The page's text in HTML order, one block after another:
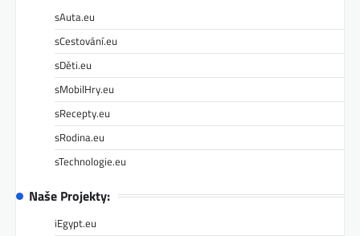
sAuta.eu
sCestování.eu
sDěti.eu
sMobilHry.eu
sRecepty.eu
sRodina.eu
sTechnologie.eu
Naše Projekty:
iEgypt.eu